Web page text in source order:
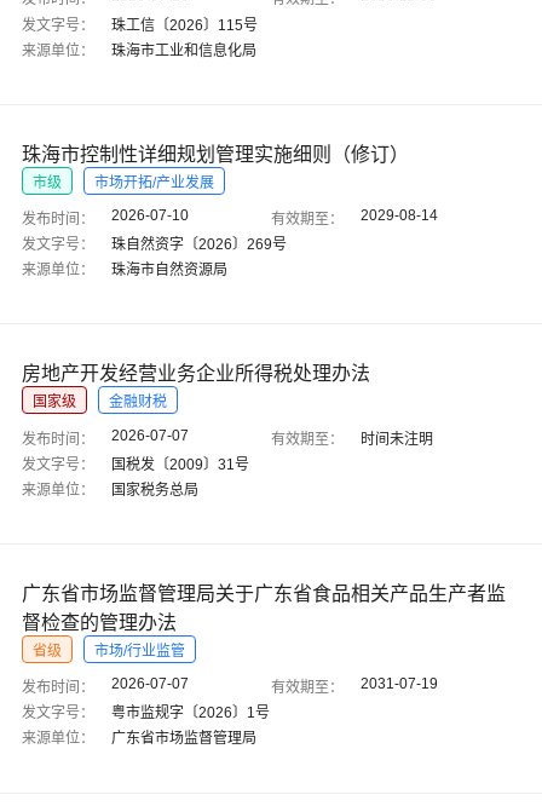
发文字号：
珠工信〔2026〕115号
来源单位：
珠海市工业和信息化局
珠海市控制性详细规划管理实施细则（修订）
市级 市场开拓/产业发展
发布时间： 2026-07-10 有效期至：
2029-08-14
发文字号：
珠自然资字〔2026〕269号
来源单位：
珠海市自然资源局
房地产开发经营业务企业所得税处理办法
国家级 金融财税
发布时间： 2026-07-07 有效期至：
时间未注明
发文字号：
国税发〔2009〕31号
来源单位：
国家税务总局
广东省市场监督管理局关于广东省食品相关产品生产者监
督检查的管理办法
省级 市场/行业监管
发布时间： 2026-07-07 有效期至：
2031-07-19
发文字号：
粤市监规字〔2026〕1号
来源单位：
广东省市场监督管理局